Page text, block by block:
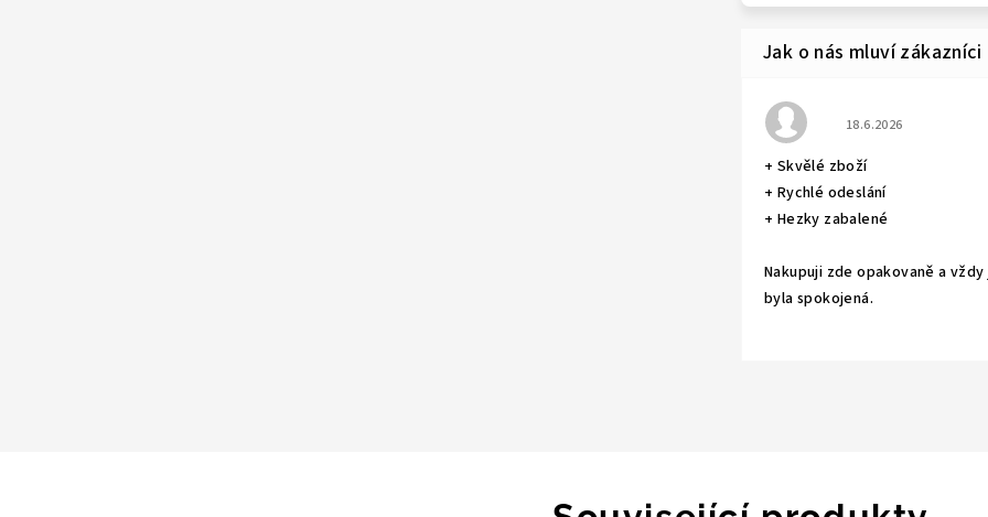
Hodnocení
18.6.2026
+ Skvělé zboží
+ Rychlé odeslání
+ Hezky zabalené
Nakupuji zde opakovaně a vždy
byla spokojená.